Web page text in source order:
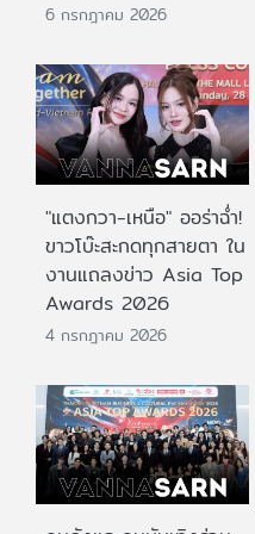
6 กรกฎาคม 2026
"แตงกวา-เหนือ" ออร่าฉ่ำ!
ขาวโบ๊ะสะกดทุกสายตา ใน
งานแถลงข่าว Asia Top
Awards 2026
4 กรกฎาคม 2026